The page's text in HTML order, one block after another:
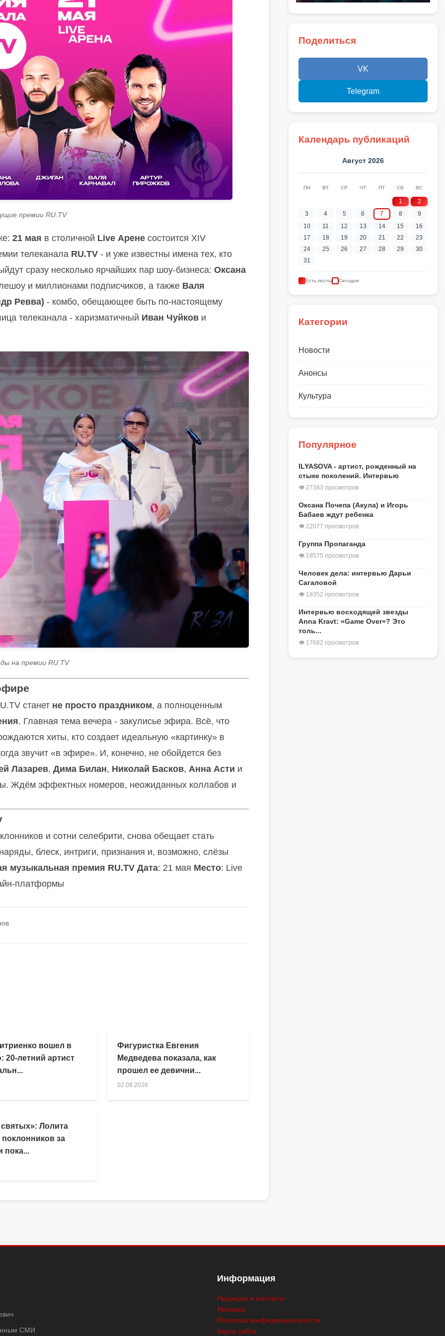
премии RU.TV
21 мая в столичной Live Арене состоится XIV
телеканала RU.TV - и уже известны имена тех, кто
сразу несколько ярчайших пар шоу-бизнеса: Оксана
и миллионами подписчиков, а также Валя
Ревва) - комбо, обещающее быть по-настоящему
телеканала - харизматичный Иван Чуйков и
на премии RU.TV
станет не просто праздником, а полноценным
. Главная тема вечера - закулисье эфира. Всё, что
хиты, кто создает идеальную «картинку» в
звучит «в эфире». И, конечно, не обойдется без
Лазарев, Дима Билан, Николай Басков, Анна Асти и
Ждём эффектных номеров, неожиданных коллабов и
и сотни селебрити, снова обещает стать
блеск, интриги, признания и, возможно, слёзы
музыкальная премия RU.TV Дата: 21 мая Место: Live
платформы
вошел в
20-летний артист
Фигуристка Евгения
Медведева показала, как
прошел ее девични...
02.08.2026
Лолита
за
пока...
Поделиться
VK
Telegram
Календарь публикаций
Август 2026
ПН ВТ СР ЧТ ПТ СБ ВС
1
2
3
4 5 6 7 8
9
10
11 12 13 14 15
16
17
18 19 20 21 22
23
24
25 26 27 28 29
30
31
Есть посты Сегодня
Категории
Новости
Анонсы
Культура
Популярное
ILYASOVA - артист, рожденный на
стыке поколений. Интервью
👁 27383 просмотров
Оксана Почепа (Акула) и Игорь
Бабаев ждут ребенка
👁 22077 просмотров
Группа Пропаганда
👁 18575 просмотров
Человек дела: интервью Дарьи
Сагаловой
👁 18352 просмотров
Интервью восходящей звезды
Anna Kravt: «Game Over»? Это
толь...
👁 17682 просмотров
СМИ
Информация
Редакция и контакты
Реклама
Политика конфиденциальности
Карта сайта